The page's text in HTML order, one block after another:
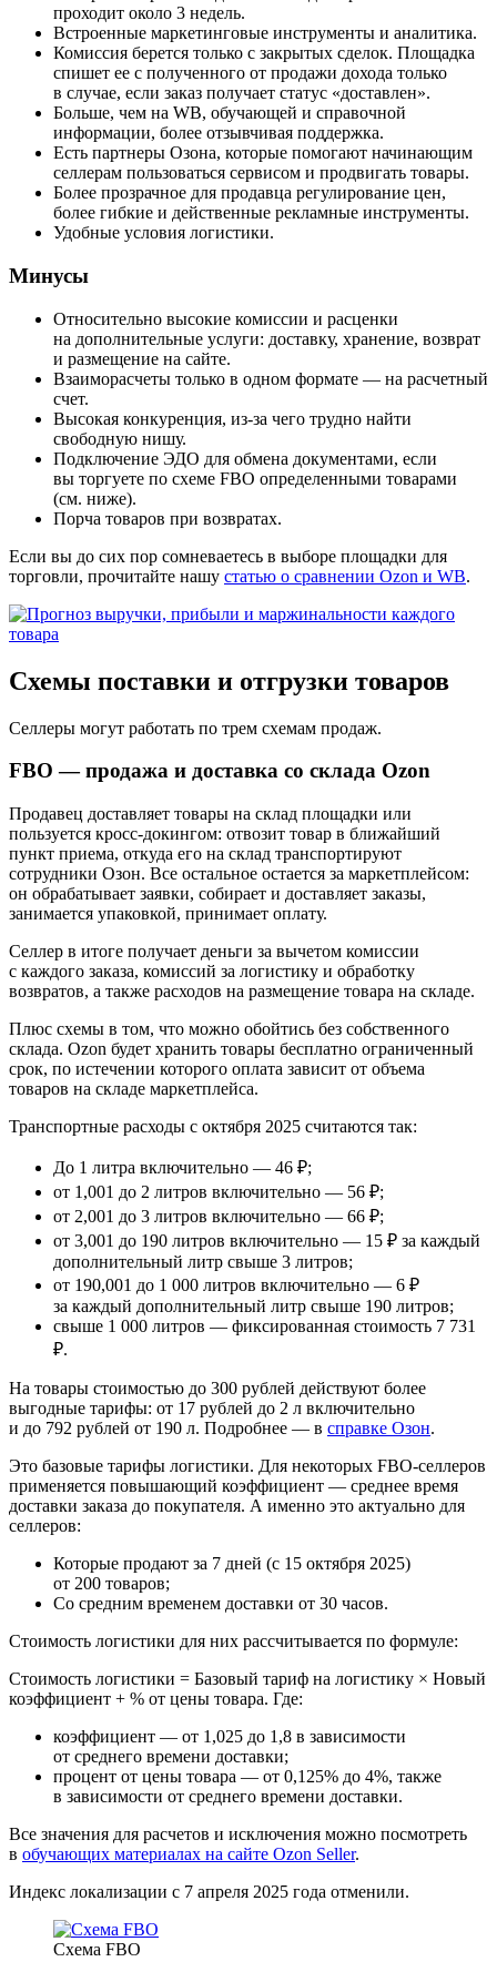
проходит около 3 недель.
Встроенные маркетинговые инструменты и аналитика.
Комиссия берется только с закрытых сделок. Площадка
спишет ее с полученного от продажи дохода только
в случае, если заказ получает статус «доставлен».
Больше, чем на WB, обучающей и справочной
информации, более отзывчивая поддержка.
Есть партнеры Озона, которые помогают начинающим
селлерам пользоваться сервисом и продвигать товары.
Более прозрачное для продавца регулирование цен,
более гибкие и действенные рекламные инструменты.
Удобные условия логистики.
Минусы
Относительно высокие комиссии и расценки
на дополнительные услуги: доставку, хранение, возврат
и размещение на сайте.
Взаиморасчеты только в одном формате — на расчетный
счет.
Высокая конкуренция, из-за чего трудно найти
свободную нишу.
Подключение ЭДО для обмена документами, если
вы торгуете по схеме FBO определенными товарами
(см. ниже).
Порча товаров при возвратах.
Если вы до сих пор сомневаетесь в выборе площадки для
торговли, прочитайте нашу статью о сравнении Ozon и WB.
Схемы поставки и отгрузки товаров
Селлеры могут работать по трем схемам продаж.
FBO — продажа и доставка со склада Ozon
Продавец доставляет товары на склад площадки или
пользуется кросс‑докингом: отвозит товар в ближайший
пункт приема, откуда его на склад транспортируют
сотрудники Озон. Все остальное остается за маркетплейсом:
он обрабатывает заявки, собирает и доставляет заказы,
занимается упаковкой, принимает оплату.
Селлер в итоге получает деньги за вычетом комиссии
с каждого заказа, комиссий за логистику и обработку
возвратов, а также расходов на размещение товара на складе.
Плюс схемы в том, что можно обойтись без собственного
склада. Ozon будет хранить товары бесплатно ограниченный
срок, по истечении которого оплата зависит от объема
товаров на складе маркетплейса.
Транспортные расходы с октября 2025 считаются так:
До 1 литра включительно — 46 ₽;
от 1,001 до 2 литров включительно — 56 ₽;
от 2,001 до 3 литров включительно — 66 ₽;
от 3,001 до 190 литров включительно — 15 ₽ за каждый
дополнительный литр свыше 3 литров;
от 190,001 до 1 000 литров включительно — 6 ₽
за каждый дополнительный литр свыше 190 литров;
свыше 1 000 литров — фиксированная стоимость 7 731
₽.
На товары стоимостью до 300 рублей действуют более
выгодные тарифы: от 17 рублей до 2 л включительно
и до 792 рублей от 190 л. Подробнее — в справке Озон.
Это базовые тарифы логистики. Для некоторых FBO-селлеров
применяется повышающий коэффициент — среднее время
доставки заказа до покупателя. А именно это актуально для
селлеров:
Которые продают за 7 дней (с 15 октября 2025)
от 200 товаров;
Со средним временем доставки от 30 часов.
Стоимость логистики для них рассчитывается по формуле:
Стоимость логистики = Базовый тариф на логистику × Новый
коэффициент + % от цены товара. Где:
коэффициент — от 1,025 до 1,8 в зависимости
от среднего времени доставки;
процент от цены товара — от 0,125% до 4%, также
в зависимости от среднего времени доставки.
Все значения для расчетов и исключения можно посмотреть
в обучающих материалах на сайте Ozon Seller.
Индекс локализации с 7 апреля 2025 года отменили.
Схема FBO